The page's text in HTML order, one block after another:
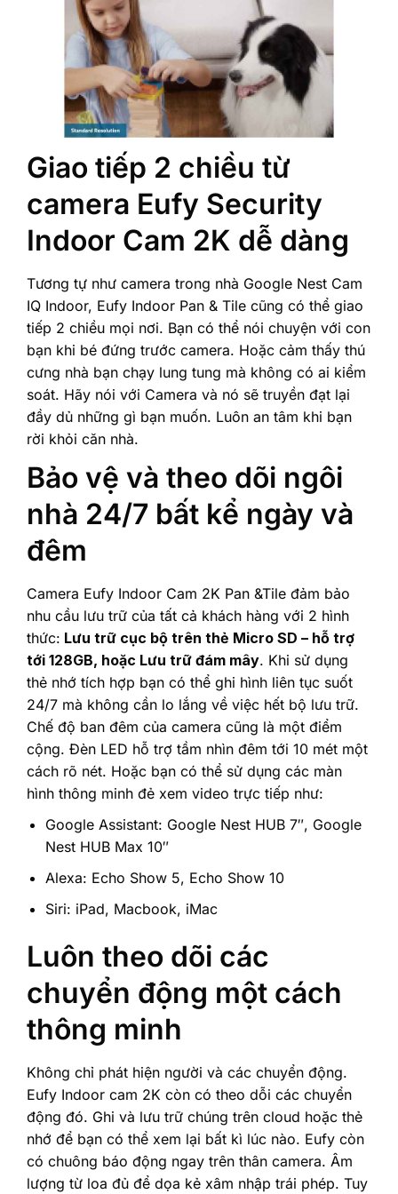
Giao tiếp 2 chiều từ
camera Eufy Security
Indoor Cam 2K dễ dàng
Tương tự như camera trong nhà Google Nest Cam
IQ Indoor, Eufy Indoor Pan & Tile cũng có thể giao
tiếp 2 chiều mọi nơi. Bạn có thể nói chuyện với con
bạn khi bé đứng trước camera. Hoặc cảm thấy thú
cưng nhà bạn chạy lung tung mà không có ai kiểm
soát. Hãy nói với Camera và nó sẽ truyền đạt lại
đầy dủ những gì bạn muốn. Luôn an tâm khi bạn
rời khỏi căn nhà.
Bảo vệ và theo dõi ngôi
nhà 24/7 bất kể ngày và
đêm
Camera Eufy Indoor Cam 2K Pan &Tile đảm bảo
nhu cầu lưu trữ của tất cả khách hàng với 2 hình
thức: Lưu trữ cục bộ trên thẻ Micro SD – hỗ trợ
tới 128GB, hoặc Lưu trữ đám mây. Khi sử dụng
thẻ nhớ tích hợp bạn có thể ghi hình liên tục suốt
24/7 mà không cần lo lắng về việc hết bộ lưu trữ.
Chế độ ban đêm của camera cũng là một điểm
cộng. Đèn LED hỗ trợ tầm nhìn đêm tới 10 mét một
cách rõ nét. Hoặc bạn có thể sử dụng các màn
hình thông minh đẻ xem video trực tiếp như:
Google Assistant: Google Nest HUB 7″, Google
Nest HUB Max 10″
Alexa: Echo Show 5, Echo Show 10
Siri: iPad, Macbook, iMac
Luôn theo dõi các
chuyển động một cách
thông minh
Không chỉ phát hiện người và các chuyển động.
Eufy Indoor cam 2K còn có theo dỗi các chuyển
động đó. Ghi và lưu trữ chúng trên cloud hoặc thẻ
nhớ để bạn có thể xem lại bất kì lúc nào. Eufy còn
có chuông báo động ngay trên thân camera. Âm
lượng từ loa đủ để dọa kẻ xâm nhập trái phép. Tuy